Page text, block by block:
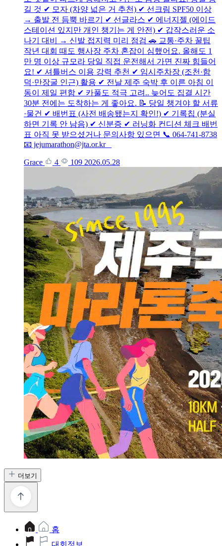
길 것 ✔ 모자 (차양 넓은 거 추천) ✔ 선크림 SPF50 이상
→ 출발 전 듬뿍 바르기 ✔ 선글라스 ✔ 에너지젤 (에이드
스테이션 있지만 개인 챙기는 게 안전) ✔ 갑작스러운 소
나기 대비 → 신발 접지력 미리 점검 🚗 교통·주차 꿀팁
작년 대회 때도 행사장 주차 혼잡이 심했어요. 올해도 1
만 명 이상 규모라 당일 직접 운전해서 가면 진짜 힘들어
요! ✔ 셔틀버스 이용 강력 추천 ✔ 임시주차장 (조천·함
덕·만장굴 인근) 활용 ✔ 전날 제주 숙박 후 이른 아침 이
동이 제일 편함 ✔ 카풀도 적극 고려.. 늦어도 집결 시간
30분 전에는 도착하는 게 좋아요. 📝 당일 챙겨야 할 서류
·물건 ✔ 배번표 (사전 배송됐는지 확인!) ✔ 기록칩 (분실
하면 기록 안 남음) ✔ 신분증 ✔ 러닝화 컨디션 체크 배번
표 아직 못 받으셨거나 문의사항 있으면 📞 064-741-8738
📧 jejumarathon@jta.or.kr
Grace 4 109 2026.05.28
더보기
홈
대회정보